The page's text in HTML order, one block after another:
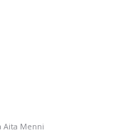
Aita Menni